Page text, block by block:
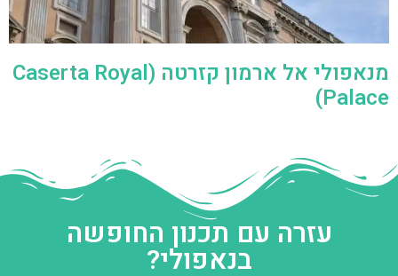
מנאפולי אל ארמון קזרטה (Caserta Royal
Palace)
עזרה עם תכנון החופשה
בנאפולי?